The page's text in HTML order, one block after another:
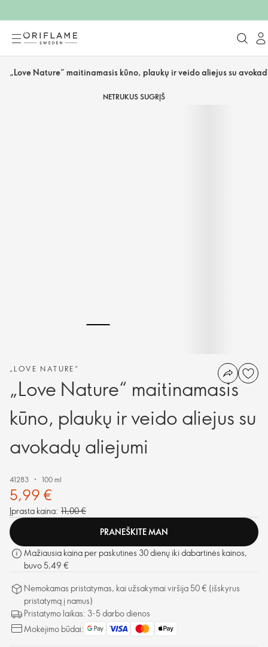
„Love Nature“ maitinamasis kūno, plaukų ir veido aliejus su
NETRUKUS SUGRĮŠ
„LOVE NATURE“
„Love Nature“ maitinamasis
kūno, plaukų ir veido aliejus su
avokadų aliejumi
41283 100 ml
5,99 €
Įprasta kaina: 11,00 €
PRANEŠKITE MAN
Mažiausia kaina per paskutines 30 dienų iki dabartinės kainos,
buvo 5,49 €
Nemokamas pristatymas, kai užsakymai viršija 50 € (išskyrus
pristatymą į namus)
Pristatymo laikas: 3-5 darbo dienos
Mokėjimo būdai: